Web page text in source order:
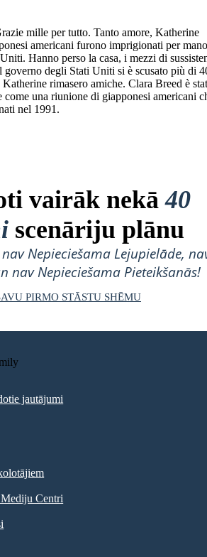
mille per tutto. Tanto amore, Katherine
americani furono imprigionati per
Hanno perso la casa, i mezzi di
governo degli Stati Uniti si è scusato più di
rimasero amiche. Clara Breed è
come una riunione di giapponesi americani
nel 1991.
vairāk nekā40
scenāriju plānu
Nepieciešama Lejupielāde,
nav Nepieciešama Pieteikšanās!
PIRMO STĀSTU SHĒMU
jautājumi
Centri